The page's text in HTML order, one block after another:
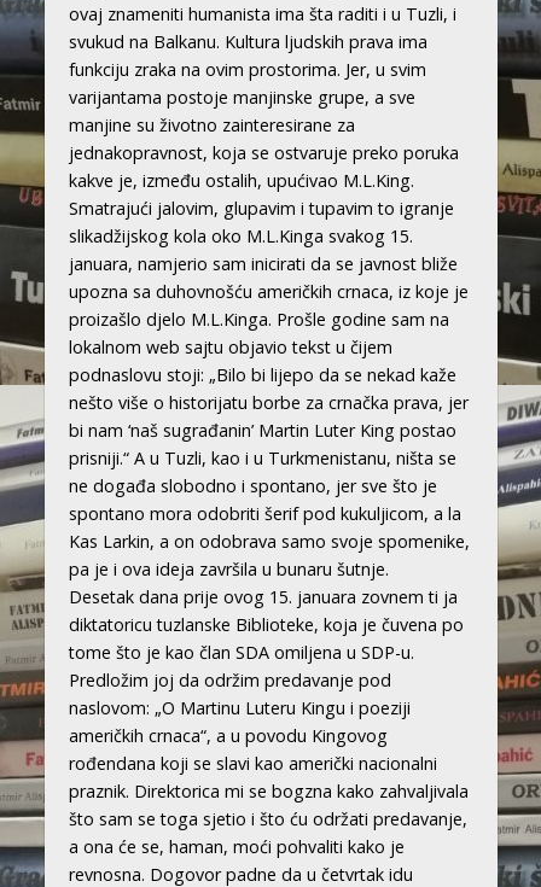
ovaj znameniti humanista ima šta raditi i u Tuzli, i
svukud na Balkanu. Kultura ljudskih prava ima
funkciju zraka na ovim prostorima. Jer, u svim
varijantama postoje manjinske grupe, a sve
manjine su životno zainteresirane za
jednakopravnost, koja se ostvaruje preko poruka
kakve je, između ostalih, upućivao M.L.King.
Smatrajući jalovim, glupavim i tupavim to igranje
slikadžijskog kola oko M.L.Kinga svakog 15.
januara, namjerio sam inicirati da se javnost bliže
upozna sa duhovnošću američkih crnaca, iz koje je
proizašlo djelo M.L.Kinga. Prošle godine sam na
lokalnom web sajtu objavio tekst u čijem
podnaslovu stoji: „Bilo bi lijepo da se nekad kaže
nešto više o historijatu borbe za crnačka prava, jer
bi nam ‘naš sugrađanin’ Martin Luter King postao
prisniji.“ A u Tuzli, kao i u Turkmenistanu, ništa se
ne događa slobodno i spontano, jer sve što je
spontano mora odobriti šerif pod kukuljicom, a la
Kas Larkin, a on odobrava samo svoje spomenike,
pa je i ova ideja završila u bunaru šutnje.
Desetak dana prije ovog 15. januara zovnem ti ja
diktatoricu tuzlanske Biblioteke, koja je čuvena po
tome što je kao član SDA omiljena u SDP-u.
Predložim joj da održim predavanje pod
naslovom: „O Martinu Luteru Kingu i poeziji
američkih crnaca“, a u povodu Kingovog
rođendana koji se slavi kao američki nacionalni
praznik. Direktorica mi se bogzna kako zahvaljivala
što sam se toga sjetio i što ću održati predavanje,
a ona će se, haman, moći pohvaliti kako je
revnosna. Dogovor padne da u četvrtak idu